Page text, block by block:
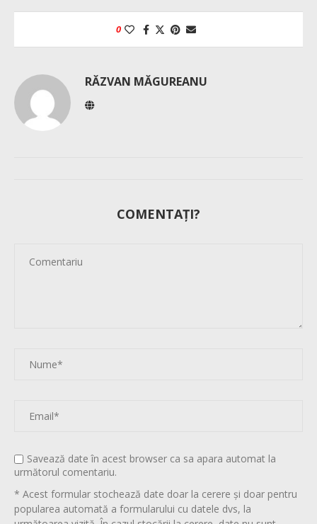
0
RĂZVAN MĂGUREANU
COMENTAȚI?
Savează date în acest browser ca sa apara automat la
următorul comentariu.
* Acest formular stochează date doar la cerere și doar pentru
popularea automată a formularului cu datele dvs, la